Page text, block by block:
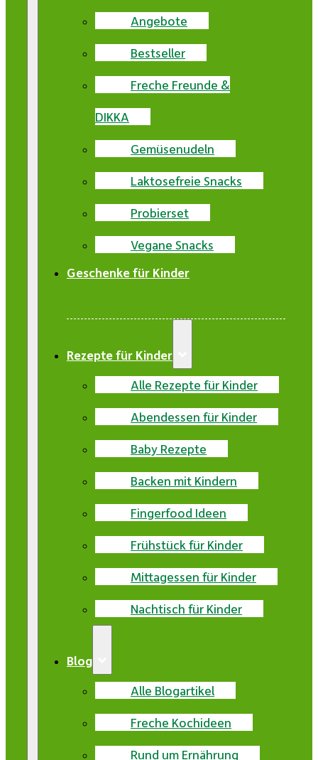
Angebote
Bestseller
Freche Freunde &
DIKKA
Gemüsenudeln
Laktosefreie Snacks
Probierset
Vegane Snacks
Geschenke für Kinder
Rezepte für Kinder
Alle Rezepte für Kinder
Abendessen für Kinder
Baby Rezepte
Backen mit Kindern
Fingerfood Ideen
Frühstück für Kinder
Mittagessen für Kinder
Nachtisch für Kinder
Blog
Alle Blogartikel
Freche Kochideen
Rund um Ernährung